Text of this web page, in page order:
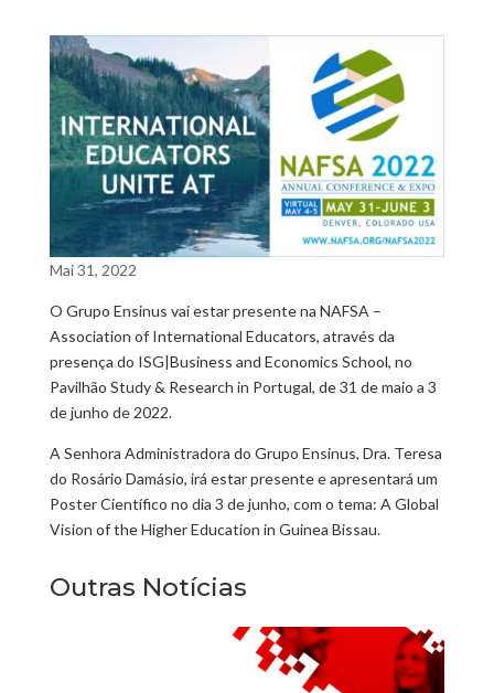
Mai 31, 2022
O Grupo Ensinus vai estar presente na NAFSA –
Association of International Educators, através da
presença do ISG|Business and Economics School, no
Pavilhão Study & Research in Portugal, de 31 de maio a 3
de junho de 2022.
A Senhora Administradora do Grupo Ensinus, Dra. Teresa
do Rosário Damásio, irá estar presente e apresentará um
Poster Científico no dia 3 de junho, com o tema: A Global
Vision of the Higher Education in Guinea Bissau.
Outras Notícias